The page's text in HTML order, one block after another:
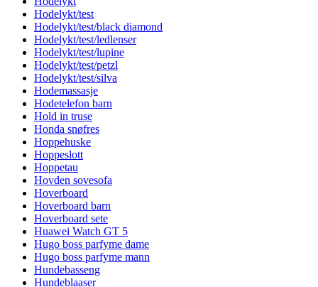
Hodelykt/test
Hodelykt/test/black diamond
Hodelykt/test/ledlenser
Hodelykt/test/lupine
Hodelykt/test/petzl
Hodelykt/test/silva
Hodemassasje
Hodetelefon barn
Hold in truse
Honda snøfres
Hoppehuske
Hoppeslott
Hoppetau
Hovden sovesofa
Hoverboard
Hoverboard barn
Hoverboard sete
Huawei Watch GT 5
Hugo boss parfyme dame
Hugo boss parfyme mann
Hundebasseng
Hundeblaaser